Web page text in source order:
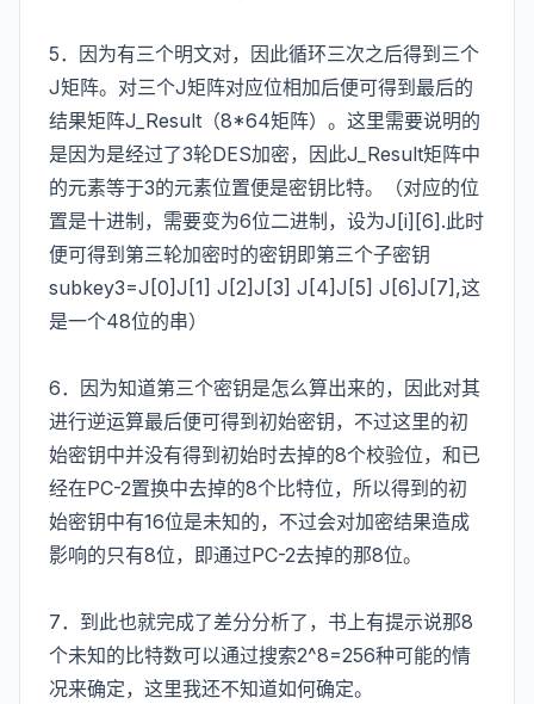
5．因为有三个明文对，因此循环三次之后得到三个
J矩阵。对三个J矩阵对应位相加后便可得到最后的
结果矩阵J_Result（8*64矩阵）。这里需要说明的
是因为是经过了3轮DES加密，因此J_Result矩阵中
的元素等于3的元素位置便是密钥比特。（对应的位
置是十进制，需要变为6位二进制，设为J[i][6].此时
便可得到第三轮加密时的密钥即第三个子密钥
subkey3=J[0]J[1] J[2]J[3] J[4]J[5] J[6]J[7],这
是一个48位的串）
6．因为知道第三个密钥是怎么算出来的，因此对其
进行逆运算最后便可得到初始密钥，不过这里的初
始密钥中并没有得到初始时去掉的8个校验位，和已
经在PC-2置换中去掉的8个比特位，所以得到的初
始密钥中有16位是未知的，不过会对加密结果造成
影响的只有8位，即通过PC-2去掉的那8位。
7．到此也就完成了差分分析了，书上有提示说那8
个未知的比特数可以通过搜索2^8=256种可能的情
况来确定，这里我还不知道如何确定。